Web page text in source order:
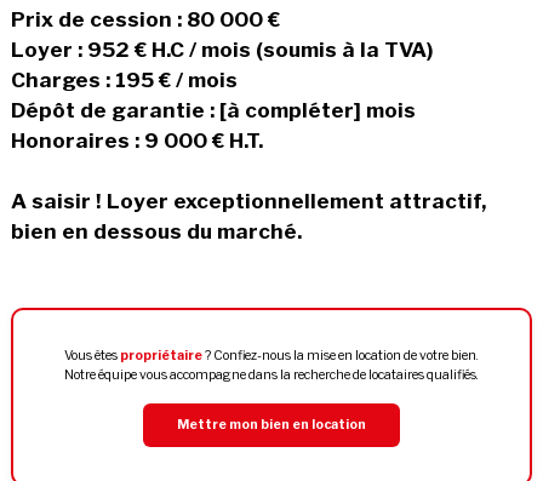
Prix de cession : 80 000 €
Loyer : 952 € H.C / mois (soumis à la TVA)
Charges : 195 € / mois
Dépôt de garantie : [à compléter] mois
Honoraires : 9 000 € H.T.
A saisir ! Loyer exceptionnellement attractif,
bien en dessous du marché.
Vous êtes propriétaire? Confiez-nous la mise en location de votre bien.
Notre équipe vous accompagne dans la recherche de locataires qualifiés.
Mettre mon bien en location